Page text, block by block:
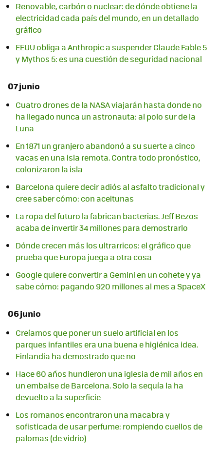
Renovable, carbón o nuclear: de dónde obtiene la
electricidad cada país del mundo, en un detallado
gráfico
EEUU obliga a Anthropic a suspender Claude Fable 5
y Mythos 5: es una cuestión de seguridad nacional
07 junio
Cuatro drones de la NASA viajarán hasta donde no
ha llegado nunca un astronauta: al polo sur de la
Luna
En 1871 un granjero abandonó a su suerte a cinco
vacas en una isla remota. Contra todo pronóstico,
colonizaron la isla
Barcelona quiere decir adiós al asfalto tradicional y
cree saber cómo: con aceitunas
La ropa del futuro la fabrican bacterias. Jeff Bezos
acaba de invertir 34 millones para demostrarlo
Dónde crecen más los ultrarricos: el gráfico que
prueba que Europa juega a otra cosa
Google quiere convertir a Gemini en un cohete y ya
sabe cómo: pagando 920 millones al mes a SpaceX
06 junio
Creíamos que poner un suelo artificial en los
parques infantiles era una buena e higiénica idea.
Finlandia ha demostrado que no
Hace 60 años hundieron una iglesia de mil años en
un embalse de Barcelona. Solo la sequía la ha
devuelto a la superficie
Los romanos encontraron una macabra y
sofisticada de usar perfume: rompiendo cuellos de
palomas (de vidrio)